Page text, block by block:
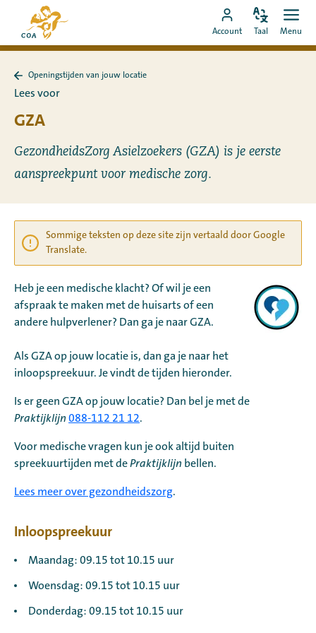
naar
content
Naar
de
startpagina
MyCOA
Ga
naar
Account
Pas
taal
Taal Menu
Terug
naar
van
locatie
Openingstijden van jouw locatie
Lees voor
GZA
GezondheidsZorg Asielzoekers (GZA) is je eerste
aanspreekpunt voor medische zorg.
Sommige teksten op deze site zijn vertaald door Google
Translate.
Heb je een medische klacht? Of wil je een
afspraak te maken met de huisarts of een
andere hulpverlener? Dan ga je naar GZA.
Als GZA op jouw locatie is, dan ga je naar het
inloopspreekuur. Je vindt de tijden hieronder.
Is er geen GZA op jouw locatie? Dan bel je met de
Praktijklijn 088-112 21 12.
Voor medische vragen kun je ook altijd buiten
spreekuurtijden met dePraktijklijn bellen.
Lees meer over gezondheidszorg.
Inloopspreekuur
Maandag: 09.15 tot 10.15 uur
Woensdag: 09.15 tot 10.15 uur
Donderdag: 09.15 tot 10.15 uur